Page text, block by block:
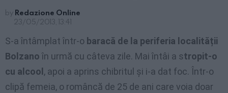
by Redazione Online
23/05/2013, 13:41
S-a întâmplat într-o baracă de la periferia localității
Bolzano în urmă cu câteva zile. Mai întâi a stropit-o
cu alcool , apoi a aprins chibritul și i-a dat foc. Într-o
clipă femeia, o româncă de 25 de ani care voia doar